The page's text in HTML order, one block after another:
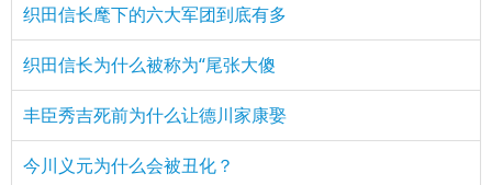
织田信长麾下的六大军团到底有多
织田信长为什么被称为“尾张大傻
丰臣秀吉死前为什么让德川家康娶
今川义元为什么会被丑化？